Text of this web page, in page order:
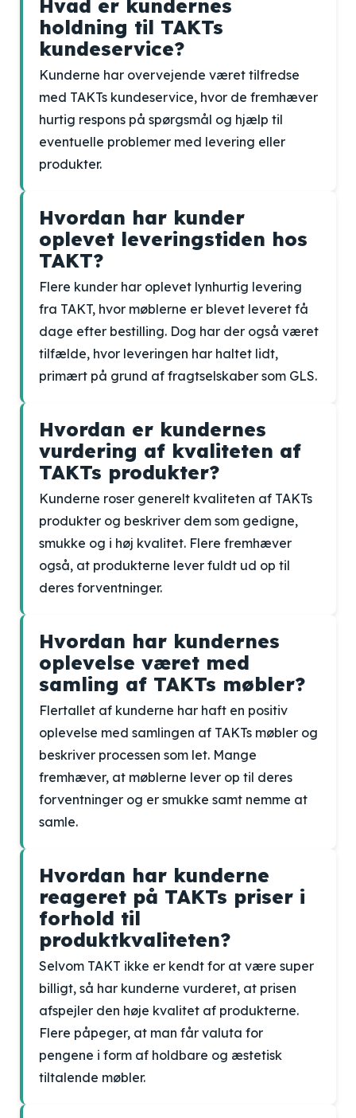
Hvad er kundernes
holdning til TAKTs
kundeservice?
Kunderne har overvejende været tilfredse
med TAKTs kundeservice, hvor de fremhæver
hurtig respons på spørgsmål og hjælp til
eventuelle problemer med levering eller
produkter.
Hvordan har kunder
oplevet leveringstiden hos
TAKT?
Flere kunder har oplevet lynhurtig levering
fra TAKT, hvor møblerne er blevet leveret få
dage efter bestilling. Dog har der også været
tilfælde, hvor leveringen har haltet lidt,
primært på grund af fragtselskaber som GLS.
Hvordan er kundernes
vurdering af kvaliteten af
TAKTs produkter?
Kunderne roser generelt kvaliteten af TAKTs
produkter og beskriver dem som gedigne,
smukke og i høj kvalitet. Flere fremhæver
også, at produkterne lever fuldt ud op til
deres forventninger.
Hvordan har kundernes
oplevelse været med
samling af TAKTs møbler?
Flertallet af kunderne har haft en positiv
oplevelse med samlingen af TAKTs møbler og
beskriver processen som let. Mange
fremhæver, at møblerne lever op til deres
forventninger og er smukke samt nemme at
samle.
Hvordan har kunderne
reageret på TAKTs priser i
forhold til
produktkvaliteten?
Selvom TAKT ikke er kendt for at være super
billigt, så har kunderne vurderet, at prisen
afspejler den høje kvalitet af produkterne.
Flere påpeger, at man får valuta for
pengene i form af holdbare og æstetisk
tiltalende møbler.